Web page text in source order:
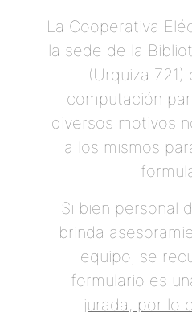
La Cooperativa
la sede de la
(Urquiza
computación
diversos motivos
a los mismos
Si bien personal
brinda
equipo, se
formulario es
jurada, por lo